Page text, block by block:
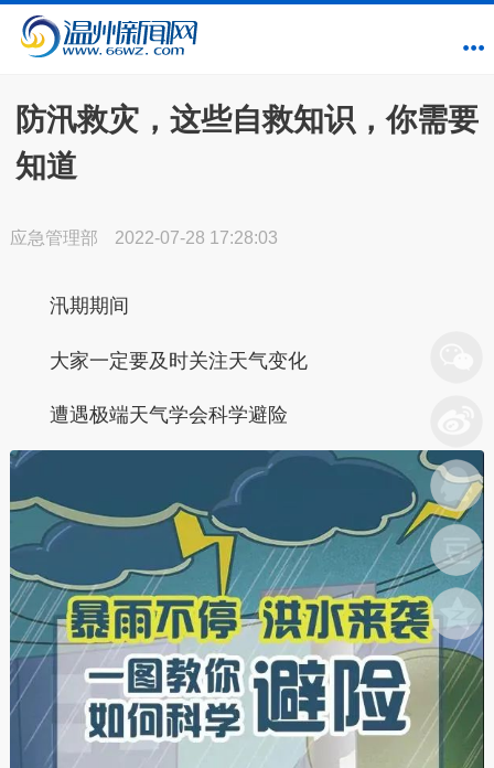
防汛救灾，这些自救知识，你需要
知道
应急管理部 2022-07-28 17:28:03
汛期期间
大家一定要及时关注天气变化
遭遇极端天气学会科学避险